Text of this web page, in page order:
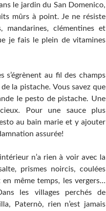
le jardin du San Domenico,
mûrs à point. Je ne résiste
mandarines, clémentines et
je fais le plein de vitamines
s’égrènent au fil des champs
la pistache. Vous savez que
le pesto de pistache. Une
Pour une sauce plus
au bain marie et y ajouter
assurée!
n’a rien à voir avec la
prismes noircis, coulées
même temps, les vergers…
les villages perchés de
Paternò, rien n’est jamais